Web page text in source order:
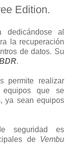
Edition.
al
la recuperación
de datos. Su
.
permite realizar
que se
ya sean equipos
seguridad es
de Vembu